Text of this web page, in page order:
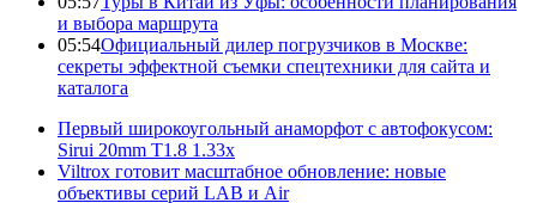
и выбора маршрута
05:54Официальный дилер погрузчиков в Москве:
секреты эффектной съемки спецтехники для сайта и
каталога
Первый широкоугольный анаморфот с автофокусом:
Sirui 20mm T1.8 1.33x
Viltrox готовит масштабное обновление: новые
объективы серий LAB и Air